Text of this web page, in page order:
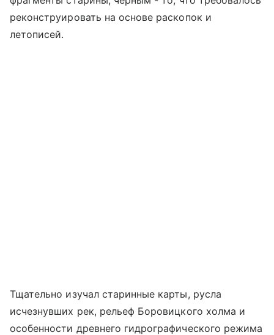
реконструировать на основе раскопок и
летописей.
Тщательно изучал старинные карты, русла
исчезнувших рек, рельеф Боровицкого холма и
особенности древнего гидрографического режима